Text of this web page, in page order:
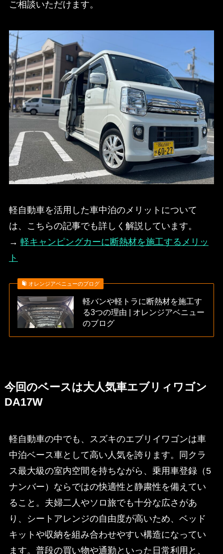
ご相談いただけます。
軽自動車を活用した車中泊のメリットについて
は、こちらの記事でも詳しく解説しています。
→ 軽キャンピングカーに断熱材を施工するメリッ
ト
オレンジアベニューのブログ
軽バンや軽トラに断熱材を施工す
る3つの理由 | オレンジアベニュー
のブログ
今回のベースは大人気車エブリィワゴン
DA17W
軽自動車の中でも、スズキのエブリイワゴンは車
中泊ベース車として高い人気を誇ります。同クラ
ス最大級の室内空間を持ちながら、乗用車登録（5
ナンバー）ならではの快適性と静粛性を備えてい
ること。夫婦二人やソロ旅でも十分な広さがあ
り、シートアレンジの自由度が高いため、ベッド
キットや収納を組み合わせやすい構造になってい
ます。普段の買い物や通勤といった日常利用と、